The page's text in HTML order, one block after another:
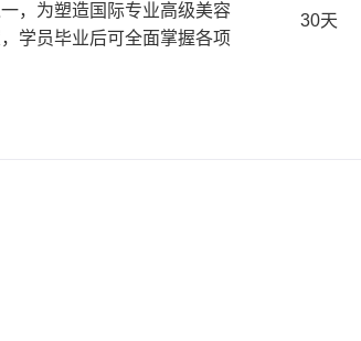
，为塑造国际专业高级美容
学员毕业后可全面掌握各项
30天